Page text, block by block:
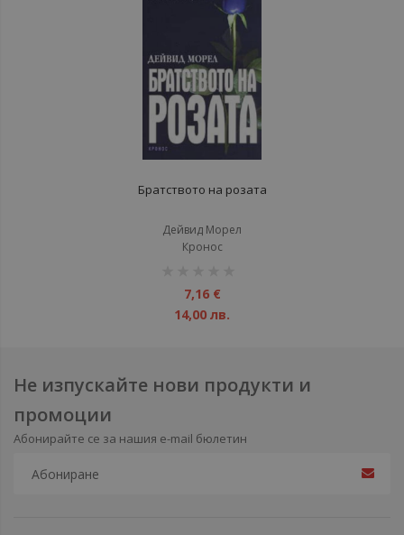
Братството на розата
Дейвид Морел
Кронос
7,16 €
14,00 лв.
Не изпускайте нови продукти и
промоции
Абонирайте се за нашия e-mail бюлетин